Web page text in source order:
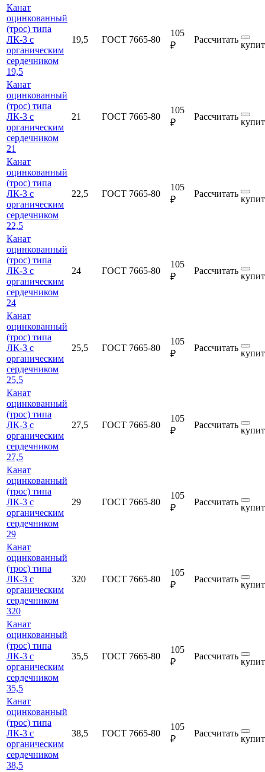
Канат
оцинкованный
(трос) типа
ЛК-3 с
органическим
сердечником
19,5
19,5 ГОСТ 7665-80
105
₽
Рассчитать
Канат
оцинкованный
(трос) типа
ЛК-3 с
органическим
сердечником
21
21 ГОСТ 7665-80
105
₽
Рассчитать
Канат
оцинкованный
(трос) типа
ЛК-3 с
органическим
сердечником
22,5
22,5 ГОСТ 7665-80
105
₽
Рассчитать
Канат
оцинкованный
(трос) типа
ЛК-3 с
органическим
сердечником
24
24 ГОСТ 7665-80
105
₽
Рассчитать
Канат
оцинкованный
(трос) типа
ЛК-3 с
органическим
сердечником
25,5
25,5 ГОСТ 7665-80
105
₽
Рассчитать
Канат
оцинкованный
(трос) типа
ЛК-3 с
органическим
сердечником
27,5
27,5 ГОСТ 7665-80
105
₽
Рассчитать
Канат
оцинкованный
(трос) типа
ЛК-3 с
органическим
сердечником
29
29 ГОСТ 7665-80
105
₽
Рассчитать
Канат
оцинкованный
(трос) типа
ЛК-3 с
органическим
сердечником
320
320 ГОСТ 7665-80
105
₽
Рассчитать
Канат
оцинкованный
(трос) типа
ЛК-3 с
органическим
сердечником
35,5
35,5 ГОСТ 7665-80
105
₽
Рассчитать
Канат
оцинкованный
(трос) типа
ЛК-3 с
органическим
сердечником
38,5
38,5 ГОСТ 7665-80
105
₽
Рассчитать